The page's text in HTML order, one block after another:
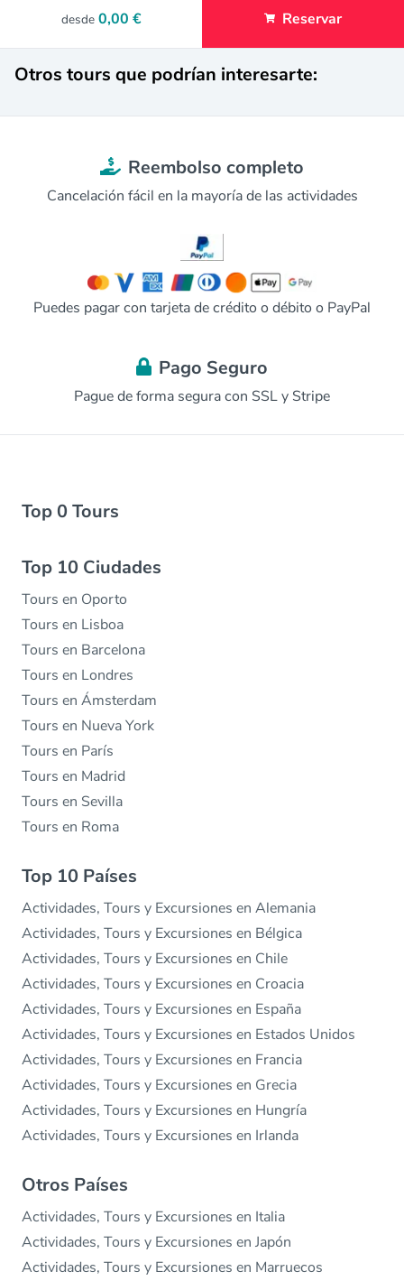
desde 0,00 € Reservar
Otros tours que podrían interesarte:
Reembolso completo
Cancelación fácil en la mayoría de las actividades
Puedes pagar con tarjeta de crédito o débito o PayPal
Pago Seguro
Pague de forma segura con SSL y Stripe
Top 0 Tours
Top 10 Ciudades
Tours en Oporto
Tours en Lisboa
Tours en Barcelona
Tours en Londres
Tours en Ámsterdam
Tours en Nueva York
Tours en París
Tours en Madrid
Tours en Sevilla
Tours en Roma
Top 10 Países
Actividades, Tours y Excursiones en Alemania
Actividades, Tours y Excursiones en Bélgica
Actividades, Tours y Excursiones en Chile
Actividades, Tours y Excursiones en Croacia
Actividades, Tours y Excursiones en España
Actividades, Tours y Excursiones en Estados Unidos
Actividades, Tours y Excursiones en Francia
Actividades, Tours y Excursiones en Grecia
Actividades, Tours y Excursiones en Hungría
Actividades, Tours y Excursiones en Irlanda
Otros Países
Actividades, Tours y Excursiones en Italia
Actividades, Tours y Excursiones en Japón
Actividades, Tours y Excursiones en Marruecos